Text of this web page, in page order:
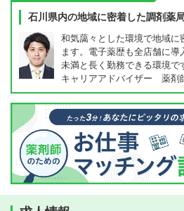
石川県内の地域に密着した調剤薬
和気藹々とした環境で地域に
ます。電子薬歴も全店舗に導
未満と長く勤務できる環境で
キャリアアドバイザー 薬剤